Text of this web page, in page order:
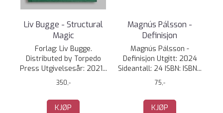
Liv Bugge - Structural
Magic
Forlag: Liv Bugge.
Distributed by Torpedo
Press Utgivelsesår: 2021...
350,-
KJØP
Magnús Pálsson -
Definisjon
Magnús Pálsson -
Definisjon Utgitt: 2024
Sideantall: 24 ISBN: ISBN...
75,-
KJØP